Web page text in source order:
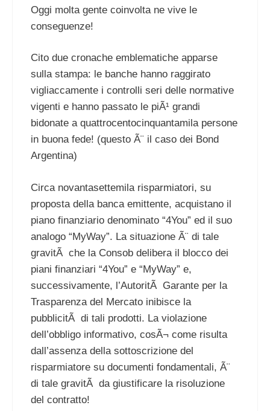
Oggi molta gente coinvolta ne vive le
conseguenze!
Cito due cronache emblematiche apparse
sulla stampa: le banche hanno raggirato
vigliaccamente i controlli seri delle normative
vigenti e hanno passato le piÃ¹ grandi
bidonate a quattrocentocinquantamila persone
in buona fede! (questo Ã¨ il caso dei Bond
Argentina)
Circa novantasettemila risparmiatori, su
proposta della banca emittente, acquistano il
piano finanziario denominato “4You” ed il suo
analogo “MyWay”. La situazione Ã¨ di tale
gravitÃ che la Consob delibera il blocco dei
piani finanziari “4You” e “MyWay” e,
successivamente, l’AutoritÃ Garante per la
Trasparenza del Mercato inibisce la
pubblicitÃ di tali prodotti. La violazione
dell’obbligo informativo, cosÃ¬ come risulta
dall’assenza della sottoscrizione del
risparmiatore su documenti fondamentali, Ã¨
di tale gravitÃ da giustificare la risoluzione
del contratto!